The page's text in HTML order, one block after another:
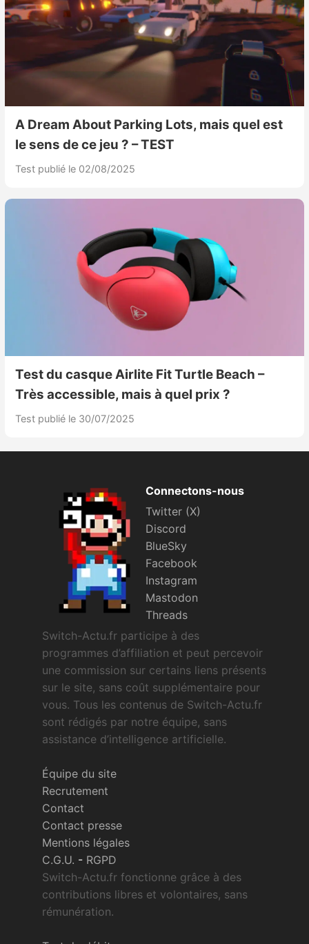
A Dream About Parking Lots, mais quel est
le sens de ce jeu ? – TEST
Test publié le 02/08/2025
Test du casque Airlite Fit Turtle Beach –
Très accessible, mais à quel prix ?
Test publié le 30/07/2025
Connectons-nous
Twitter (X)
Discord
BlueSky
Facebook
Instagram
Mastodon
Threads
Switch-Actu.fr participe à des
programmes d’affiliation et peut percevoir
une commission sur certains liens présents
sur le site, sans coût supplémentaire pour
vous. Tous les contenus de Switch-Actu.fr
sont rédigés par notre équipe, sans
assistance d’intelligence artificielle.
Équipe du site
Recrutement
Contact
Contact presse
Mentions légales
C.G.U. - RGPD
Switch-Actu.fr fonctionne grâce à des
contributions libres et volontaires, sans
rémunération.